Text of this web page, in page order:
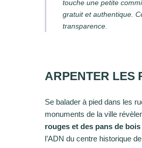
touche une petite
gratuit et authentique.
transparence.
ARPENTER LES
Se balader à pied dans les
monuments de la ville
rouges et des pans de
l’ADN du centre historique